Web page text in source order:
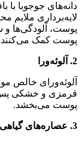
دانه‌های جوجوبا با
لایه‌برداری ملایم
پوست، آلودگی‌ها
پوست کمک
2. آلوئه‌ورا
آلوئه‌ورای خالص
قرمزی و خشکی پس
پوست می‌بخشد.
3. عصاره‌های گیاهی جوان‌کننده